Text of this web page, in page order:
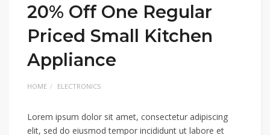
20% Off One Regular
Priced Small Kitchen
Appliance
HOME ELECTRONICS
Lorem ipsum dolor sit amet, consectetur adipiscing
elit, sed do eiusmod tempor incididunt ut labore et